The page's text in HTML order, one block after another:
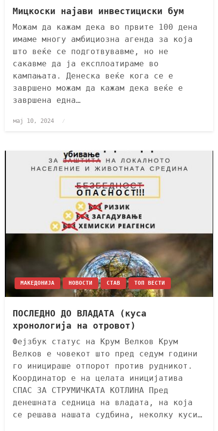
Мицкоски најави инвестициски бум
Можам да кажам дека во првите 100 дена
имаме многу амбициозна агенда за која
што веќе се подготвувавме, но не
сакавме да ја експлоатираме во
кампањата. Денеска веќе кога се е
завршено можам да кажам дека веќе е
завршена една…
мај 10, 2024
МАКЕДОНИЈА НОВОСТИ СТАВ ТОП ВЕСТИ
ПОСЛЕДНО ДО ВЛАДАТА (куса
хронологија на отровот)
Фејзбук статус на Крум Велков Крум
Велков е човекот што пред седум години
го иницираше отпорот против рудникот.
Координатор е на целата иницијатива
СПАС ЗА СТРУМИЧКАТА КОТЛИНА Пред
денешната седница на владата, на која
се решава нашата судбина, неколку куси…